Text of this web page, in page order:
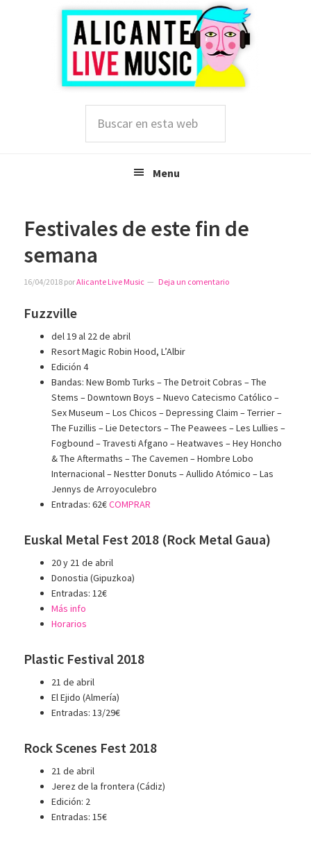
esta
Menu
Festivales de este fin de
semana
16/04/2018 porAlicante Live Music Deja un comentario
Fuzzville
del 19 al 22 de abril
Resort Magic Robin Hood, L’Albir
Edición 4
Bandas: New Bomb Turks – The Detroit Cobras – The
Stems – Downtown Boys – Nuevo Catecismo Católico –
Sex Museum – Los Chicos – Depressing Claim – Terrier –
The Fuzillis – Lie Detectors – The Peawees – Les Lullies –
Fogbound – Travesti Afgano – Heatwaves – Hey Honcho
& The Aftermaths – The Cavemen – Hombre Lobo
Internacional – Nestter Donuts – Aullido Atómico – Las
Jennys de Arroyoculebro
Entradas: 62€COMPRAR
Euskal Metal Fest 2018 (Rock Metal Gaua)
20 y 21 de abril
Donostia (Gipuzkoa)
Entradas: 12€
Más info
Horarios
Plastic Festival 2018
21 de abril
El Ejido (Almería)
Entradas: 13/29€
Rock Scenes Fest 2018
21 de abril
Jerez de la frontera (Cádiz)
Edición: 2
Entradas: 15€